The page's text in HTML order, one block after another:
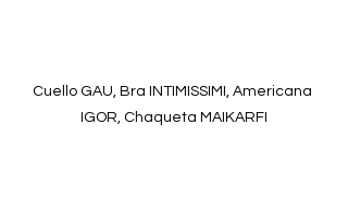
Cuello GAU, Bra INTIMISSIMI, Americana
IGOR, Chaqueta MAIKARFI